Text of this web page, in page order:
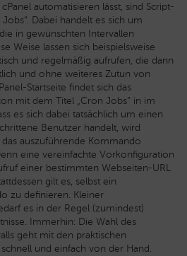
automatisieren lässt, sind Script-
Dabei handelt es sich um
in gewünschten Intervallen
Weise lassen sich beispielsweise
und regelmäßig aufrufen, die dann
und ohne weiteres Zutun von
Startseite findet sich das
mit dem Titel „Cron Jobs“ in im
es sich dabei tatsächlich um einen
Benutzer handelt, wird
auszuführende Kommando
eine vereinfachte Vorkonfiguration
einer bestimmten Webseiten-URL
gilt es, selbst ein
zu definieren. Kleiner
es in der Regel (zumindest)
Immerhin: Die Wahl des
geht mit den praktischen
und einfach von der Hand.